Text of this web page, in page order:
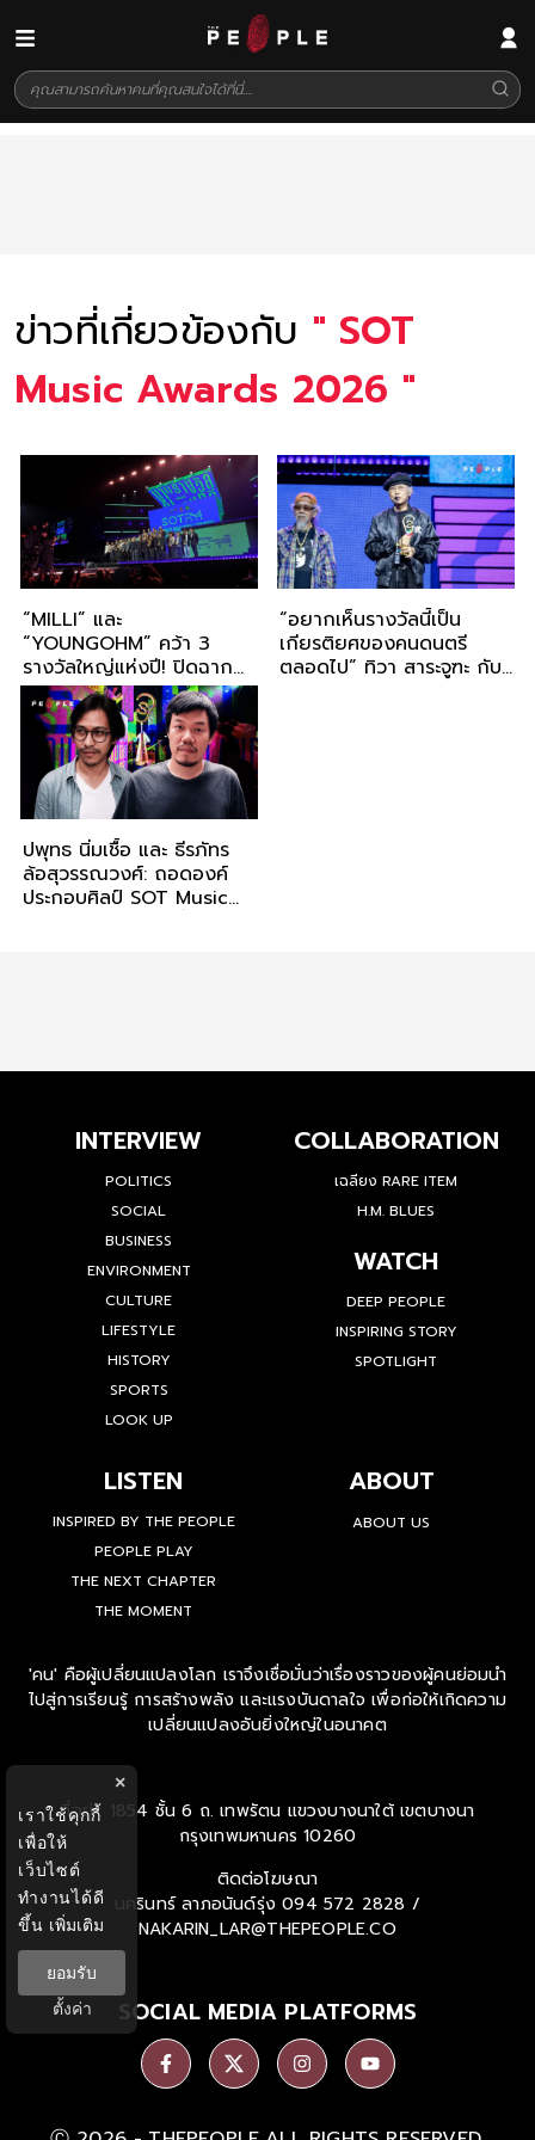
ข่าวที่เกี่ยวข้องกับ " SOT
Music Awards 2026 "
“MILLI” และ
“YOUNGOHM” คว้า 3
รางวัลใหญ่แห่งปี! ปิดฉาก
SOT MUSIC AWARDS
2026 อย่างยิ่งใหญ่ รวม
พลังคนดนตรี สร้าง
ประวัติศาสตร์หน้าใหม่ของ
อุตสาหกรรมดนตรีไทย
“อยากเห็นรางวัลนี้เป็น
เกียรติยศของคนดนตรี
ตลอดไป” ทิวา สาระจูฑะ กับ
ปพุทธ นิ่มเชื้อ และ ธีรภัทร
ล้อสุวรรณวงศ์: ถอดองค์
ประกอบศิลป์ SOT Music
INTERVIEW
POLITICS
SOCIAL
BUSINESS
ENVIRONMENT
CULTURE
LIFESTYLE
HISTORY
SPORTS
LOOK UP
COLLABORATION
เฉลียง RARE ITEM
H.M. BLUES
WATCH
DEEP PEOPLE
INSPIRING STORY
SPOTLIGHT
LISTEN
INSPIRED BY THE PEOPLE
PEOPLE PLAY
THE NEXT CHAPTER
THE MOMENT
ABOUT
ABOUT US
'คน' คือผู้เปลี่ยนแปลงโลก เราจึงเชื่อมั่นว่าเรื่องราวของผู้คนย่อมนำ
ไปสู่การเรียนรู้ การสร้างพลัง และแรงบันดาลใจ เพื่อก่อให้เกิดความ
เปลี่ยนแปลงอันยิ่งใหญ่ในอนาคต
ที่อยู่ : 1854 ชั้น 6 ถ. เทพรัตน แขวงบางนาใต้ เขตบางนา
กรุงเทพมหานคร 10260
ติดต่อโฆษณา
นครินทร์ ลาภอนันด์รุ่ง 094 572 2828 /
NAKARIN_LAR@THEPEOPLE.CO
SOCIAL MEDIA PLATFORMS
×
เราใช้คุกกี้
เพื่อให้
เว็บไซต์
ทำงานได้ดี
ขึ้น เพิ่มเติม
ยอมรับ
ตั้งค่า